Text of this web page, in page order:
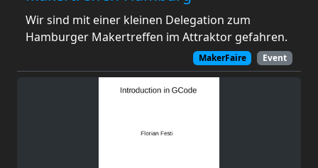
Wir sind mit einer kleinen Delegation zum
Hamburger Makertreffen im Attraktor gefahren.
MakerFaire Event